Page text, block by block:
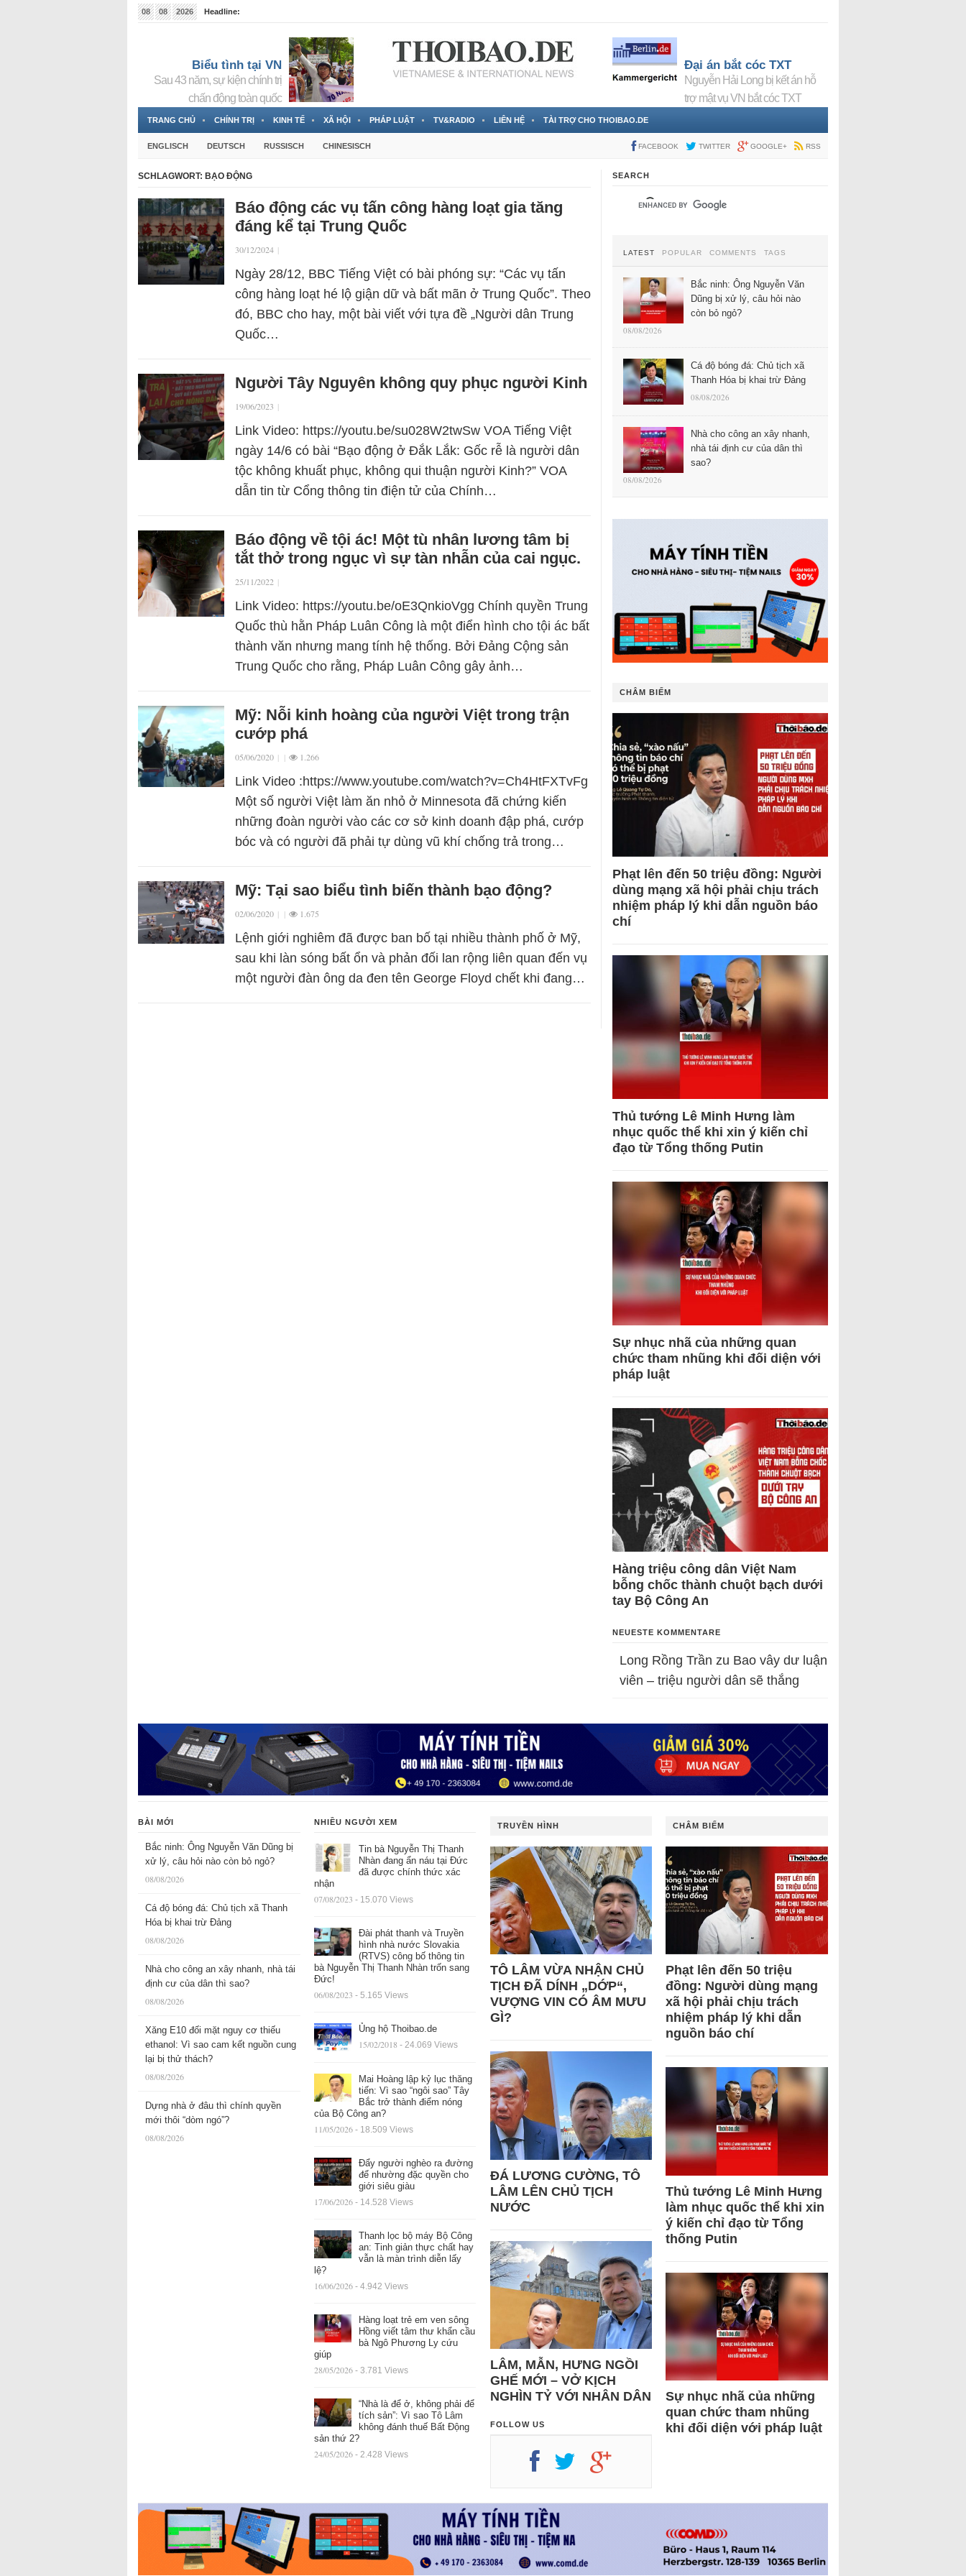
08 08 2026
Headline:
Biểu tình tại VN
Sau 43 năm, sự kiện chính trị
chấn động toàn quốc
Đại án bắt cóc TXT
Nguyễn Hải Long bị kết án hỗ
trợ mật vụ VN bắt cóc TXT
TRANG CHỦ CHÍNH TRỊ KINH TẾ XÃ HỘI PHÁP LUẬT TV&RADIO LIÊN HỆ TÀI TRỢ CHO THOIBAO.DE
ENGLISCH DEUTSCH RUSSISCH CHINESISCH FACEBOOK TWITTER GOOGLE+ RSS
SCHLAGWORT: BẠO ĐỘNG
Báo động các vụ tấn công hàng loạt gia tăng
đáng kể tại Trung Quốc
30/12/2024 |
Ngày 28/12, BBC Tiếng Việt có bài phóng sự: “Các vụ tấn
công hàng loạt hé lộ giận dữ và bất mãn ở Trung Quốc”. Theo
đó, BBC cho hay, một bài viết với tựa đề „Người dân Trung
Quốc…
Người Tây Nguyên không quy phục người Kinh
19/06/2023 |
Link Video: https://youtu.be/su028W2twSw VOA Tiếng Việt
ngày 14/6 có bài “Bạo động ở Đắk Lắk: Gốc rễ là người dân
tộc không khuất phục, không qui thuận người Kinh?” VOA
dẫn tin từ Cổng thông tin điện tử của Chính…
Báo động về tội ác! Một tù nhân lương tâm bị
tắt thở trong ngục vì sự tàn nhẫn của cai ngục.
25/11/2022 |
Link Video: https://youtu.be/oE3QnkioVgg Chính quyền Trung
Quốc thù hằn Pháp Luân Công là một điển hình cho tội ác bất
thành văn nhưng mang tính hệ thống. Bởi Đảng Cộng sản
Trung Quốc cho rằng, Pháp Luân Công gây ảnh…
Mỹ: Nỗi kinh hoàng của người Việt trong trận
cướp phá
05/06/2020 | | 1.266
Link Video :https://www.youtube.com/watch?v=Ch4HtFXTvFg
Một số người Việt làm ăn nhỏ ở Minnesota đã chứng kiến
những đoàn người vào các cơ sở kinh doanh đập phá, cướp
bóc và có người đã phải tự dùng vũ khí chống trả trong…
Mỹ: Tại sao biểu tình biến thành bạo động?
02/06/2020 | | 1.675
Lệnh giới nghiêm đã được ban bố tại nhiều thành phố ở Mỹ,
sau khi làn sóng bất ổn và phản đối lan rộng liên quan đến vụ
một người đàn ông da đen tên George Floyd chết khi đang…
SEARCH
LATEST POPULAR COMMENTS TAGS
Bắc ninh: Ông Nguyễn Văn
Dũng bị xử lý, câu hỏi nào
còn bỏ ngỏ?
08/08/2026
Cá độ bóng đá: Chủ tịch xã
Thanh Hóa bị khai trừ Đảng
08/08/2026
Nhà cho công an xây nhanh,
nhà tái định cư của dân thì
sao?
08/08/2026
CHÂM BIẾM
Phạt lên đến 50 triệu đồng: Người
dùng mạng xã hội phải chịu trách
nhiệm pháp lý khi dẫn nguồn báo
chí
Thủ tướng Lê Minh Hưng làm
nhục quốc thể khi xin ý kiến chỉ
đạo từ Tổng thống Putin
Sự nhục nhã của những quan
chức tham nhũng khi đối diện với
pháp luật
Hàng triệu công dân Việt Nam
bỗng chốc thành chuột bạch dưới
tay Bộ Công An
NEUESTE KOMMENTARE
Long Rồng Trần zu Bao vây dư luận
viên – triệu người dân sẽ thắng
BÀI MỚI
Bắc ninh: Ông Nguyễn Văn Dũng bị
xử lý, câu hỏi nào còn bỏ ngỏ?
08/08/2026
Cá độ bóng đá: Chủ tịch xã Thanh
Hóa bị khai trừ Đảng
08/08/2026
Nhà cho công an xây nhanh, nhà tái
định cư của dân thì sao?
08/08/2026
Xăng E10 đối mặt nguy cơ thiếu
ethanol: Vì sao cam kết nguồn cung
lại bị thử thách?
08/08/2026
Dựng nhà ở đâu thì chính quyền
mới thôi “dòm ngó”?
08/08/2026
NHIỀU NGƯỜI XEM
Tin bà Nguyễn Thị Thanh
Nhàn đang ẩn náu tại Đức
đã được chính thức xác
nhận
07/08/2023 - 15.070 Views
Đài phát thanh và Truyền
hình nhà nước Slovakia
(RTVS) công bố thông tin
bà Nguyễn Thị Thanh Nhàn trốn sang
Đức!
06/08/2023 - 5.165 Views
Ủng hộ Thoibao.de
15/02/2018 - 24.069 Views
Mai Hoàng lập kỷ lục thăng
tiến: Vì sao “ngôi sao” Tây
Bắc trở thành điểm nóng
của Bộ Công an?
11/05/2026 - 18.509 Views
Đẩy người nghèo ra đường
để nhường đặc quyền cho
giới siêu giàu
17/06/2026 - 14.528 Views
Thanh lọc bộ máy Bộ Công
an: Tinh giản thực chất hay
vẫn là màn trình diễn lấy
lệ?
16/06/2026 - 4.942 Views
Hàng loạt trẻ em ven sông
Hồng viết tâm thư khẩn cầu
bà Ngô Phương Ly cứu
giúp
28/05/2026 - 3.781 Views
“Nhà là để ở, không phải để
tích sản”: Vì sao Tô Lâm
không đánh thuế Bất Động
sản thứ 2?
24/05/2026 - 2.428 Views
TRUYỀN HÌNH
TÔ LÂM VỪA NHẬN CHỦ
TỊCH ĐÃ DÍNH „DỚP“,
VƯỢNG VIN CÓ ÂM MƯU
GÌ?
ĐÁ LƯƠNG CƯỜNG, TÔ
LÂM LÊN CHỦ TỊCH
NƯỚC
LÂM, MẪN, HƯNG NGỒI
GHẾ MỚI – VỞ KỊCH
NGHÌN TỶ VỚI NHÂN DÂN
FOLLOW US
CHÂM BIẾM
Phạt lên đến 50 triệu
đồng: Người dùng mạng
xã hội phải chịu trách
nhiệm pháp lý khi dẫn
nguồn báo chí
Thủ tướng Lê Minh Hưng
làm nhục quốc thể khi xin
ý kiến chỉ đạo từ Tổng
thống Putin
Sự nhục nhã của những
quan chức tham nhũng
khi đối diện với pháp luật